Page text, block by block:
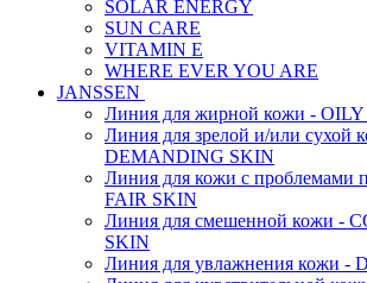
SOLAR ENERGY
SUN CARE
VITAMIN E
WHERE EVER YOU ARE
JANSSEN
Линия для жирной кожи -
Линия для зрелой и/или сухой
DEMANDING SKIN
Линия для кожи с проблемами
FAIR SKIN
Линия для смешенной кожи -
SKIN
Линия для увлажнения кожи -